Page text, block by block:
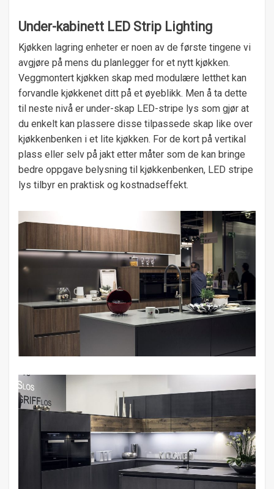
Under-kabinett LED Strip Lighting
Kjøkken lagring enheter er noen av de første tingene vi
avgjøre på mens du planlegger for et nytt kjøkken.
Veggmontert kjøkken skap med modulære letthet kan
forvandle kjøkkenet ditt på et øyeblikk. Men å ta dette
til neste nivå er under-skap LED-stripe lys som gjør at
du enkelt kan plassere disse tilpassede skap like over
kjøkkenbenken i et lite kjøkken. For de kort på vertikal
plass eller selv på jakt etter måter som de kan bringe
bedre oppgave belysning til kjøkkenbenken, LED stripe
lys tilbyr en praktisk og kostnadseffekt.